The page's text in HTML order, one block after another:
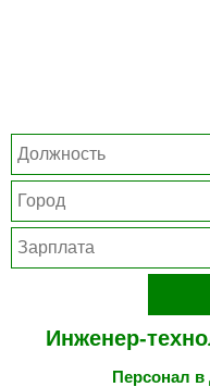
Инженер-
Персонал